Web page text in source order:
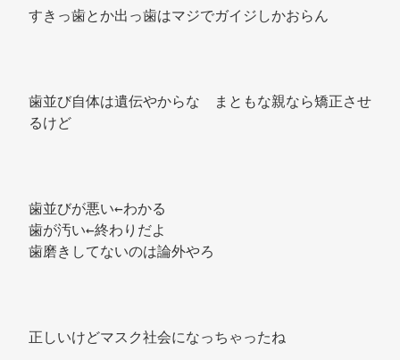
すきっ歯とか出っ歯はマジでガイジしかおらん
歯並び自体は遺伝やからな　まともな親なら矯正させ
るけど
歯並びが悪い←わかる
歯が汚い←終わりだよ
歯磨きしてないのは論外やろ
正しいけどマスク社会になっちゃったね